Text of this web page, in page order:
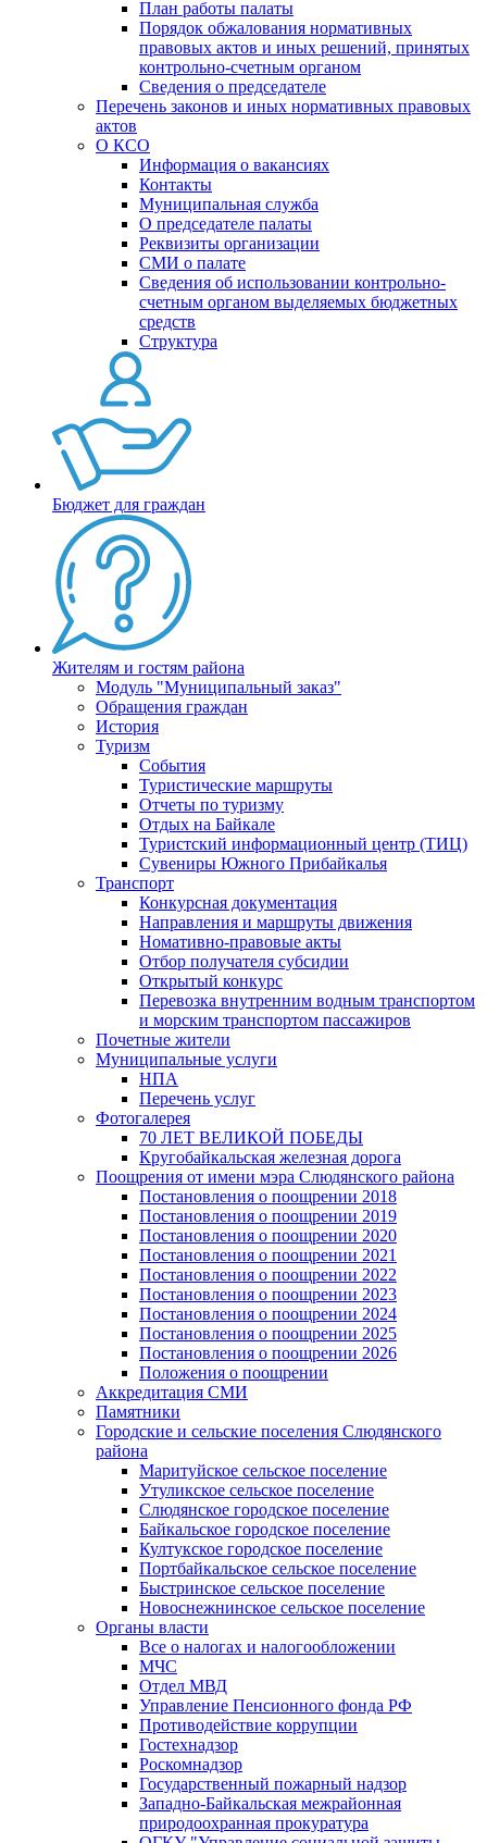
План работы палаты
Порядок обжалования нормативных
правовых актов и иных решений, принятых
контрольно-счетным органом
Сведения о председателе
Перечень законов и иных нормативных правовых
актов
О КСО
Информация о вакансиях
Контакты
Муниципальная служба
О председателе палаты
Реквизиты организации
СМИ о палате
Сведения об использовании контрольно-
счетным органом выделяемых бюджетных
средств
Структура
Бюджет для граждан
Жителям и гостям района
Модуль "Муниципальный заказ"
Обращения граждан
История
Туризм
События
Туристические маршруты
Отчеты по туризму
Отдых на Байкале
Туристский информационный центр (ТИЦ)
Сувениры Южного Прибайкалья
Транспорт
Конкурсная документация
Направления и маршруты движения
Номативно-правовые акты
Отбор получателя субсидии
Открытый конкурс
Перевозка внутренним водным транспортом
и морским транспортом пассажиров
Почетные жители
Муниципальные услуги
НПА
Перечень услуг
Фотогалерея
70 ЛЕТ ВЕЛИКОЙ ПОБЕДЫ
Кругобайкальская железная дорога
Поощрения от имени мэра Слюдянского района
Постановления о поощрении 2018
Постановления о поощрении 2019
Постановления о поощрении 2020
Постановления о поощрении 2021
Постановления о поощрении 2022
Постановления о поощрении 2023
Постановления о поощрении 2024
Постановления о поощрении 2025
Постановления о поощрении 2026
Положения о поощрении
Аккредитация СМИ
Памятники
Городские и сельские поселения Слюдянского
района
Маритуйское сельское поселение
Утуликское сельское поселение
Слюдянское городское поселение
Байкальское городское поселение
Култукское городское поселение
Портбайкальское сельское поселение
Быстринское сельское поселение
Новоснежнинское сельское поселение
Органы власти
Все о налогах и налогообложении
МЧС
Отдел МВД
Управление Пенсионного фонда РФ
Противодействие коррупции
Гостехнадзор
Роскомнадзор
Государственный пожарный надзор
Западно-Байкальская межрайонная
природоохранная прокуратура